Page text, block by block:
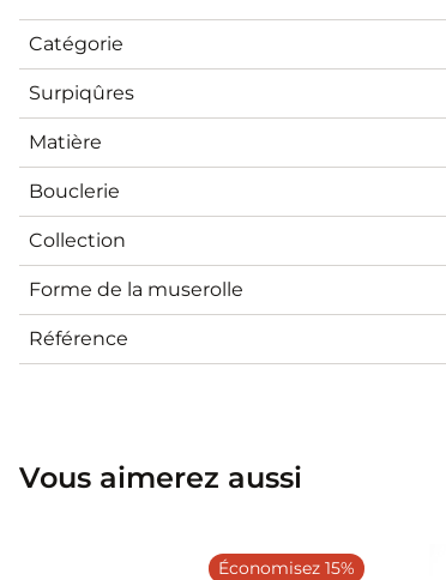
Catégorie
Surpiqûres
Matière
Bouclerie
Collection
Forme de la muserolle
Référence
Vous aimerez aussi
Économisez 15%